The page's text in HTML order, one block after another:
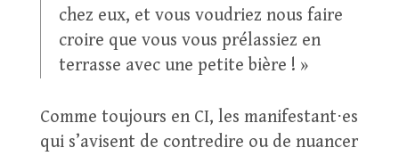
chez eux, et vous voudriez nous faire
croire que vous vous prélassiez en
terrasse avec une petite bière ! »
Comme toujours en CI, les manifestant⋅es
qui s’avisent de contredire ou de nuancer